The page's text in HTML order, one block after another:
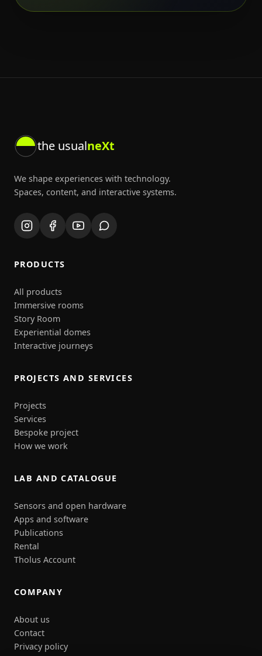
the usualneXt
We shape experiences with technology.
Spaces, content, and interactive systems.
PRODUCTS
All products
Immersive rooms
Story Room
Experiential domes
Interactive journeys
PROJECTS AND SERVICES
Projects
Services
Bespoke project
How we work
LAB AND CATALOGUE
Sensors and open hardware
Apps and software
Publications
Rental
Tholus Account
COMPANY
About us
Contact
Privacy policy